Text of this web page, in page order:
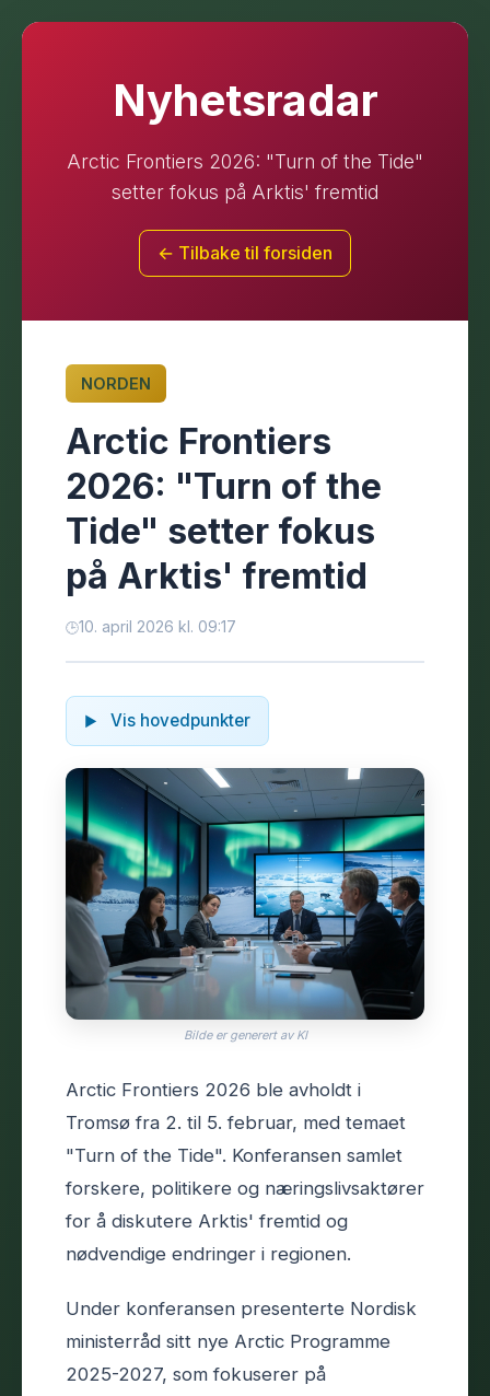
Nyhetsradar
Arctic Frontiers 2026: "Turn of the Tide"
setter fokus på Arktis' fremtid
← Tilbake til forsiden
NORDEN
Arctic Frontiers
2026: "Turn of the
Tide" setter fokus
på Arktis' fremtid
10. april 2026 kl. 09:17
Vis hovedpunkter
Bilde er generert av KI
Arctic Frontiers 2026 ble avholdt i
Tromsø fra 2. til 5. februar, med temaet
"Turn of the Tide". Konferansen samlet
forskere, politikere og næringslivsaktører
for å diskutere Arktis' fremtid og
nødvendige endringer i regionen.
Under konferansen presenterte Nordisk
ministerråd sitt nye Arctic Programme
2025-2027, som fokuserer på